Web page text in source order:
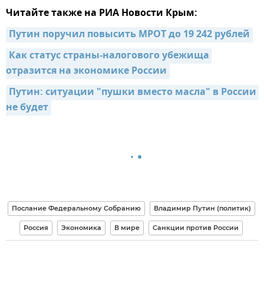
Читайте также на РИА Новости Крым:
Путин поручил повысить МРОТ до 19 242 рублей
Как статус страны-налогового убежища
отразится на экономике России
Путин: ситуации "пушки вместо масла" в России
не будет
Послание Федеральному Собранию Владимир Путин (политик)
Россия Экономика В мире Санкции против России